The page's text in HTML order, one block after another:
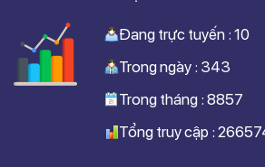
Trong ngày : 343
Trong tháng : 8857
Tổng truy cập :
Đang trực tuyến : 10